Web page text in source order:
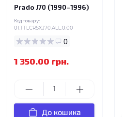
Prado J70 (1990–1996)
Код товару:
01.TTLCRSXJ70.ALL.0.00
0
1 350.00 грн.
До кошика